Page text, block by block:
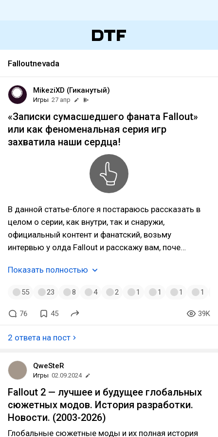
Falloutnevada
MikeziXD (Гиканутый)
Игры 27 апр
«Записки сумасшедшего фаната Fallout»
или как феноменальная серия игр
захватила наши сердца!
В данной статье-блоге я постараюсь рассказать в
целом о серии, как внутри, так и снаружи,
официальный контент и фанатский, возьму
интервью у олда Fallout и расскажу вам, поче…
Показать полностью
55 23 8 4 2 1 1 1 1
76 45 39K
2 ответа на пост
QweSteR
Игры 02.09.2024
Fallout 2 — лучшее и будущее глобальных
сюжетных модов. История разработки.
Новости. (2003-2026)
Глобальные сюжетные моды и их полная история